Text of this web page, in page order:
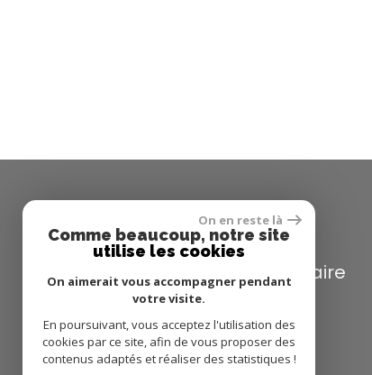
Se connecter
espace propriétaire
On en reste là
Comme beaucoup, notre site
utilise les cookies
On aimerait vous accompagner pendant
votre visite.
En poursuivant, vous acceptez l'utilisation des
cookies par ce site, afin de vous proposer des
contenus adaptés et réaliser des statistiques !